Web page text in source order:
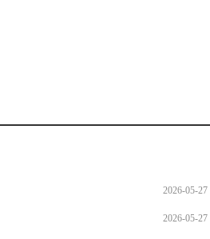
2026-05-27
2026-05-27